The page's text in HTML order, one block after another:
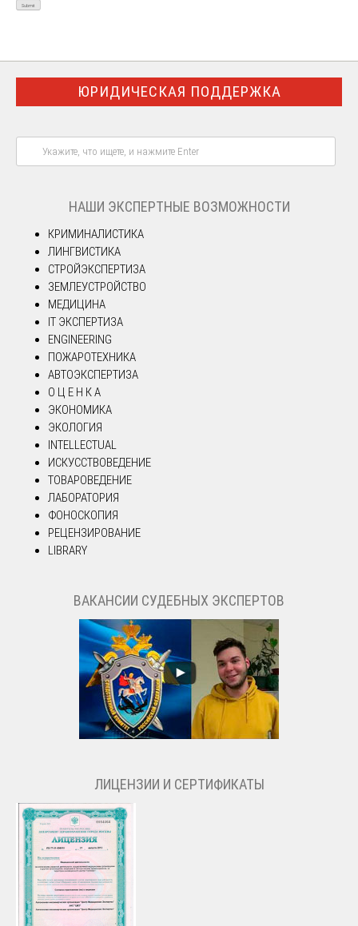
ЮРИДИЧЕСКАЯ ПОДДЕРЖКА
НАШИ ЭКСПЕРТНЫЕ ВОЗМОЖНОСТИ
КРИМИНАЛИСТИКА
ЛИНГВИСТИКА
СТРОЙЭКСПЕРТИЗА
ЗЕМЛЕУСТРОЙСТВО
МЕДИЦИНА
IT ЭКСПЕРТИЗА
ENGINEERING
ПОЖАРОТЕХНИКА
АВТОЭКСПЕРТИЗА
О Ц Е Н К А
ЭКОНОМИКА
ЭКОЛОГИЯ
INTELLECTUAL
ИСКУССТВОВЕДЕНИЕ
ТОВАРОВЕДЕНИЕ
ЛАБОРАТОРИЯ
ФОНОСКОПИЯ
РЕЦЕНЗИРОВАНИЕ
LIBRARY
ВАКАНСИИ СУДЕБНЫХ ЭКСПЕРТОВ
ЛИЦЕНЗИИ И СЕРТИФИКАТЫ